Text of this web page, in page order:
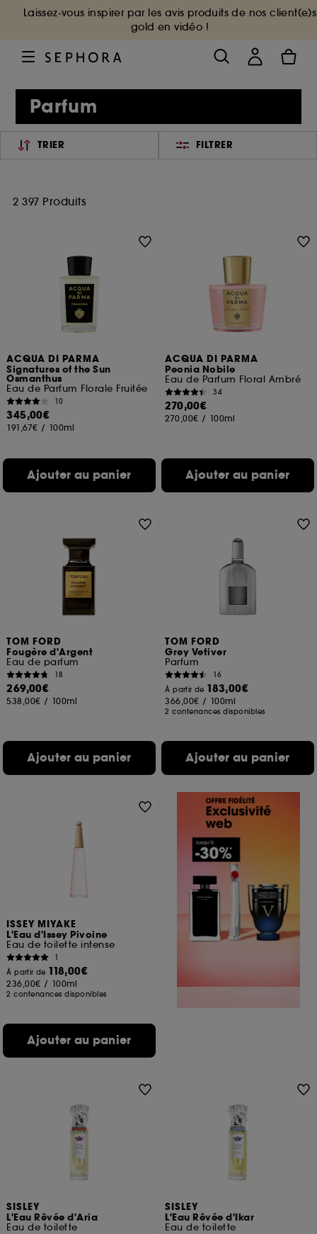
Laissez-vous inspirer par les avis produits de nos client(e)s
gold en vidéo !
Parfum
TRIER FILTRER
2 397 Produits
ACQUA DI PARMA
Signatures of the Sun
Osmanthus
Eau de Parfum Florale Fruitée
10
345,00€
191,67€ / 100ml
Ajouter au panier
ACQUA DI PARMA
Peonia Nobile
Eau de Parfum Floral Ambré
34
270,00€
270,00€ / 100ml
Ajouter au panier
TOM FORD
Fougère d'Argent
Eau de parfum
18
269,00€
538,00€ / 100ml
Ajouter au panier
TOM FORD
Grey Vetiver
Parfum
16
À partir de 183,00€
366,00€ / 100ml
2 contenances disponibles
Ajouter au panier
ISSEY MIYAKE
L'Eau d'Issey Pivoine
Eau de toilette intense
1
À partir de 118,00€
236,00€ / 100ml
2 contenances disponibles
Ajouter au panier
SISLEY
L'Eau Rêvée d'Aria
Eau de toilette
SISLEY
L'Eau Rêvée d'Ikar
Eau de toilette